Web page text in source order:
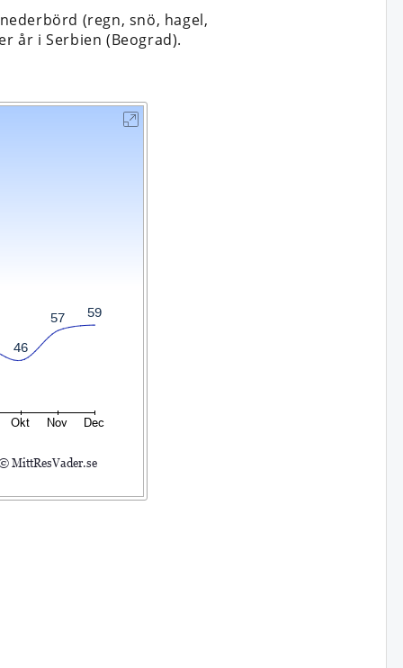
(regn, snö, hagel,
år i Serbien (Beograd).